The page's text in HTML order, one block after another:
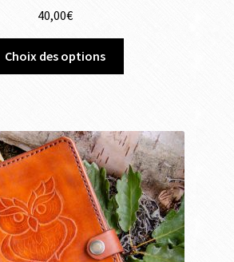
40,00€
Choix des options